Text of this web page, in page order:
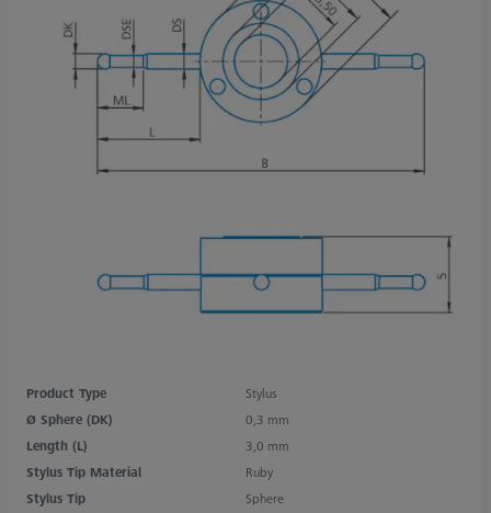
Product Type
Stylus
Ø Sphere (DK)
0,3 mm
Length (L)
3,0 mm
Stylus Tip Material
Ruby
Stylus Tip
Sphere